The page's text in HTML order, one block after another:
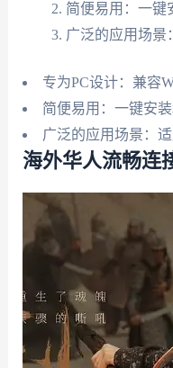
简便易用：一键
广泛的应用场景
专为PC设计：兼容
简便易用：一键安装
广泛的应用场景：
海外华人流畅连